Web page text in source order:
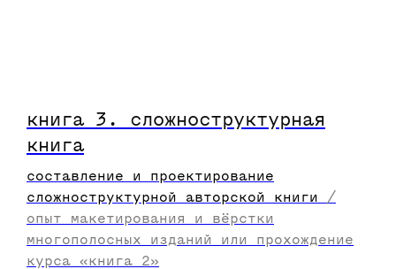
книга 3. сложноструктурная
книга
составление и проектирование
сложноструктурной авторской книги /
опыт макетирования и вёрстки
многополосных изданий или прохождение
курса «книга 2»
эфире.